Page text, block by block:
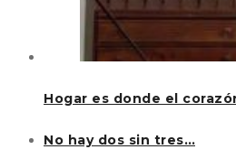
Hogar es donde el
No hay dos sin tres…